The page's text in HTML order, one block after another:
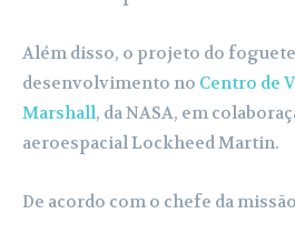
Além disso, o projeto do foguete
desenvolvimento no Centro de
Marshall, da NASA, em
aeroespacial Lockheed Martin.
De acordo com o chefe da